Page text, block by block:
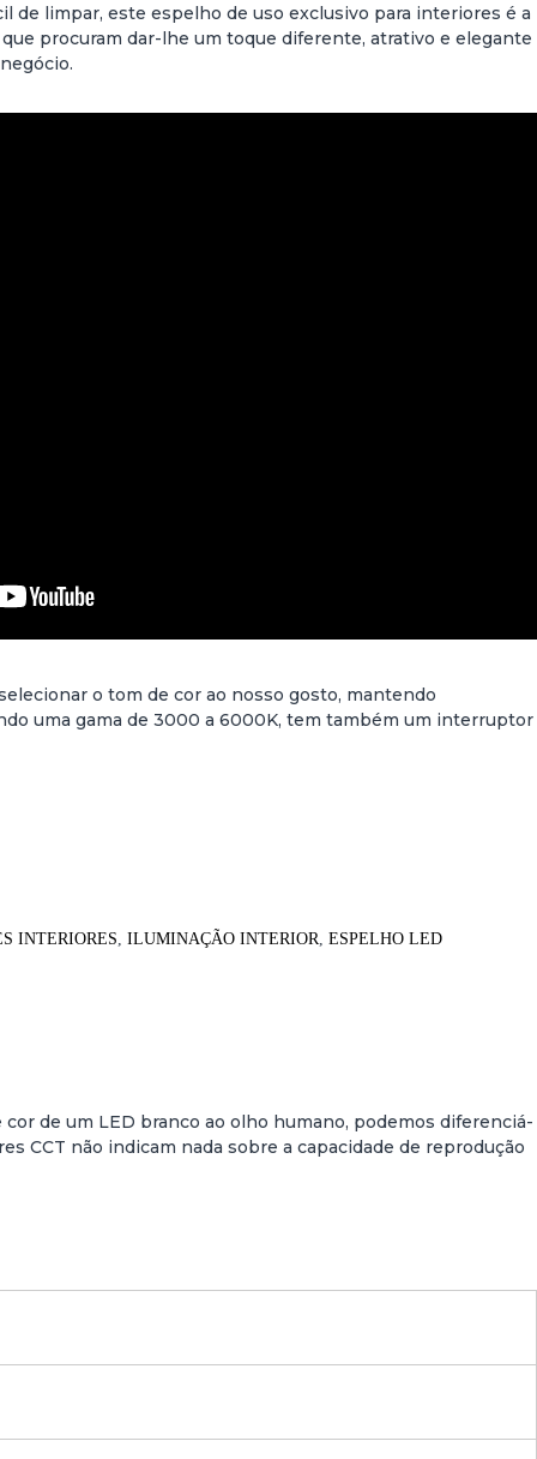
de limpar, este espelho de uso exclusivo para interiores é a
procuram dar-lhe um toque diferente, atrativo e elegante
o tom de cor ao nosso gosto, mantendo
uma gama de 3000 a 6000K, tem também um interruptor
INTERIORES, ILUMINAÇÃO INTERIOR, ESPELHO LED
de um LED branco ao olho humano, podemos diferenciá-
CCT não indicam nada sobre a capacidade de reprodução